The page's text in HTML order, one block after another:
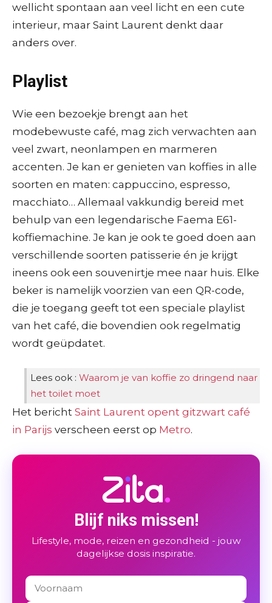
wellicht spontaan aan veel licht en een cute
interieur, maar Saint Laurent denkt daar
anders over.
Playlist
Wie een bezoekje brengt aan het
modebewuste café, mag zich verwachten aan
veel zwart, neonlampen en marmeren
accenten. Je kan er genieten van koffies in alle
soorten en maten: cappuccino, espresso,
macchiato… Allemaal vakkundig bereid met
behulp van een legendarische Faema E61-
koffiemachine. Je kan je ook te goed doen aan
verschillende soorten patisserie én je krijgt
ineens ook een souvenirtje mee naar huis. Elke
beker is namelijk voorzien van een QR-code,
die je toegang geeft tot een speciale playlist
van het café, die bovendien ook regelmatig
wordt geüpdatet.
Lees ook : Waarom je van koffie zo dringend naar
het toilet moet
Het bericht Saint Laurent opent gitzwart café
in Parijs verscheen eerst op Metro.
Blijf niks missen!
Lifestyle, mode, reizen en gezondheid - jouw
dagelijkse dosis inspiratie.